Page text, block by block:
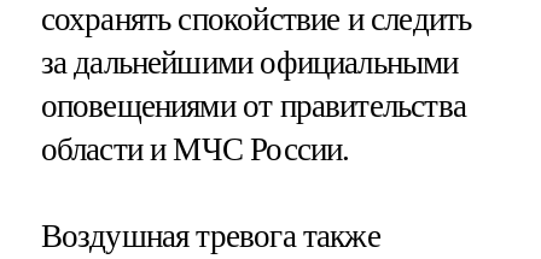
сохранять спокойствие и следить
за дальнейшими официальными
оповещениями от правительства
области и МЧС России.
Воздушная тревога также